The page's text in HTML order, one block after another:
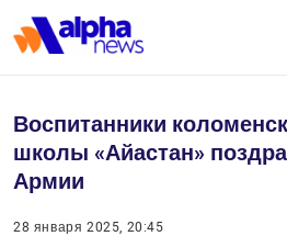
Воспитанники
школы «Айастан»
Армии
28 января 2025, 20:45